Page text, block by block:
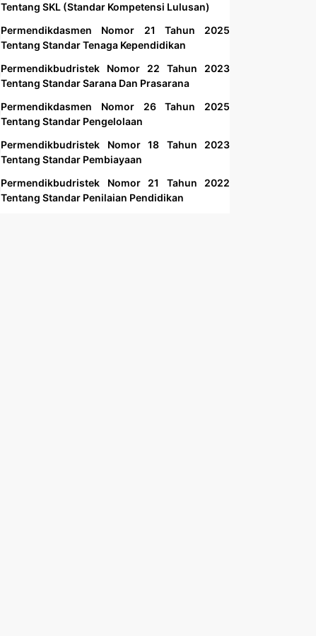
Tentang SKL (Standar Kompetensi Lulusan)
Permendikdasmen Nomor 21 Tahun 2025
Tentang Standar Tenaga Kependidikan
Permendikbudristek Nomor 22 Tahun 2023
Tentang Standar Sarana Dan Prasarana
Permendikdasmen Nomor 26 Tahun 2025
Tentang Standar Pengelolaan
Permendikbudristek Nomor 18 Tahun 2023
Tentang Standar Pembiayaan
Permendikbudristek Nomor 21 Tahun 2022
Tentang Standar Penilaian Pendidikan